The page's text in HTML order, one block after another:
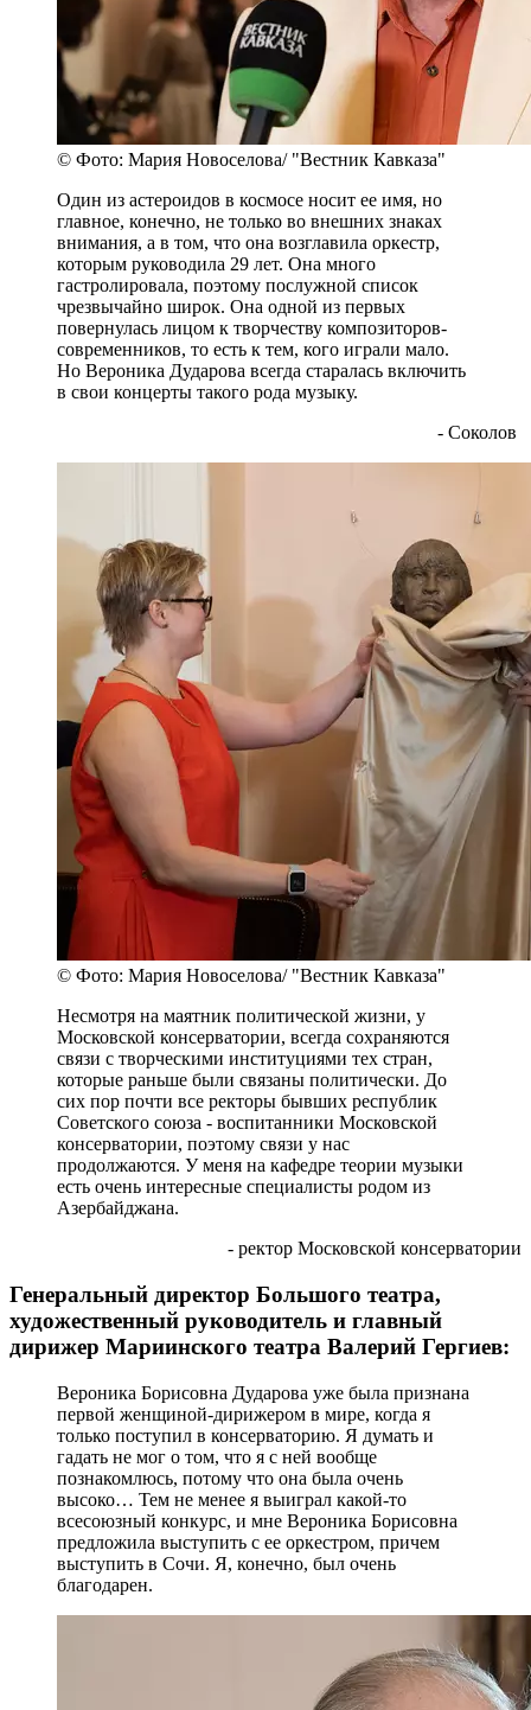
© Фото: Мария Новоселова/ "Вестник Кавказа"
Один из астероидов в космосе носит ее имя, но
главное, конечно, не только во внешних знаках
внимания, а в том, что она возглавила оркестр,
которым руководила 29 лет. Она много
гастролировала, поэтому послужной список
чрезвычайно широк. Она одной из первых
повернулась лицом к творчеству композиторов-
современников, то есть к тем, кого играли мало.
Но Вероника Дударова всегда старалась включить
в свои концерты такого рода музыку.
- Соколов
© Фото: Мария Новоселова/ "Вестник Кавказа"
Несмотря на маятник политической жизни, у
Московской консерватории, всегда сохраняются
связи с творческими институциями тех стран,
которые раньше были связаны политически. До
сих пор почти все ректоры бывших республик
Советского союза - воспитанники Московской
консерватории, поэтому связи у нас
продолжаются. У меня на кафедре теории музыки
есть очень интересные специалисты родом из
Азербайджана.
- ректор Московской консерватории
Генеральный директор Большого театра,
художественный руководитель и главный
дирижер Мариинского театра Валерий Гергиев:
Вероника Борисовна Дударова уже была признана
первой женщиной-дирижером в мире, когда я
только поступил в консерваторию. Я думать и
гадать не мог о том, что я с ней вообще
познакомлюсь, потому что она была очень
высоко… Тем не менее я выиграл какой-то
всесоюзный конкурс, и мне Вероника Борисовна
предложила выступить с ее оркестром, причем
выступить в Сочи. Я, конечно, был очень
благодарен.